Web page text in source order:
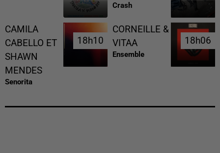
Crash
CAMILA
CABELLO ET
SHAWN
MENDES
Senorita
18h10
18h10
CORNEILLE &
VITAA
Ensemble
18h06
18h06